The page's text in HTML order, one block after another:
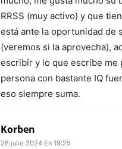
RRSS (muy activo) y que
está ante la oportunidad de
(veremos si la aprovecha),
escribir y lo que escribe me
persona con bastante IQ
eso siempre suma.
Korben
26 julio 2024 En 19:25